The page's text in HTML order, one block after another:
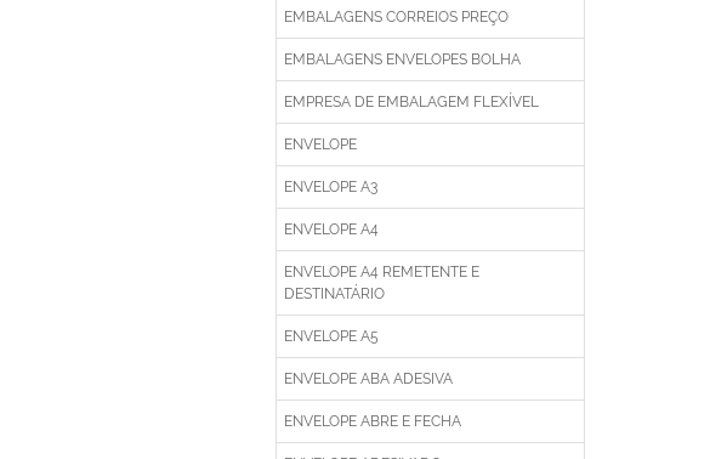
EMBALAGENS CORREIOS PREÇO
EMBALAGENS ENVELOPES BOLHA
EMPRESA DE EMBALAGEM FLEXÍVEL
ENVELOPE
ENVELOPE A3
ENVELOPE A4
ENVELOPE A4 REMETENTE E
DESTINATÁRIO
ENVELOPE A5
ENVELOPE ABA ADESIVA
ENVELOPE ABRE E FECHA